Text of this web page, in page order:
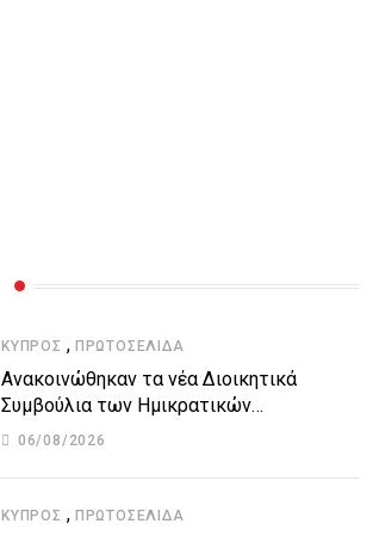
ΚΎΠΡΟΣ , ΠΡΩΤΟΣΈΛΙΔΑ
Ανακοινώθηκαν τα νέα Διοικητικά
Συμβούλια των Ημικρατικών
Οργανισμών – Όλη η λίστα με τα
06/08/2026
ΚΎΠΡΟΣ , ΠΡΩΤΟΣΈΛΙΔΑ